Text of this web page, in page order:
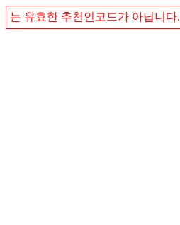
는 유효한 추천인코드가 아닙니다.